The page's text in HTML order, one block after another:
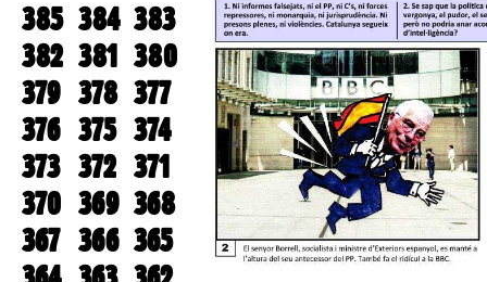
385 384 383
382 381 380
379 378 377
376 375 374
373 372 371
370 369 368
367 366 365